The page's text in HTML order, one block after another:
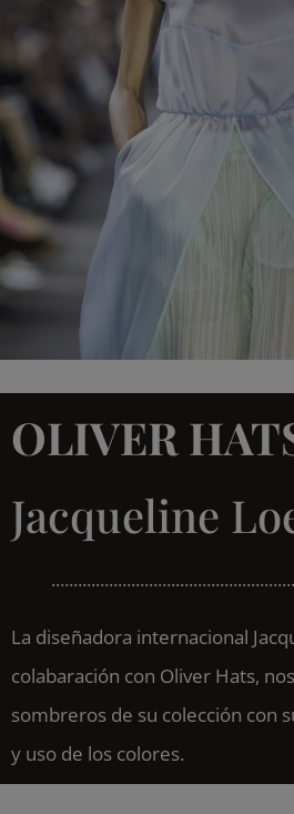
OLIVER
Jacqueline
La diseñadora internacional
colabaración con Oliver Hats,
sombreros de su colección con
y uso de los colores.